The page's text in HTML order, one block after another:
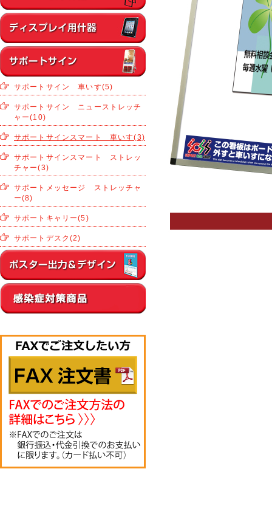
サポートサイン 車いす(5)
サポートサイン ニューストレッチ
ャー(10)
サポートサインスマート 車いす(3)
サポートサインスマート ストレッ
チャー(3)
サポートメッセージ ストレッチャ
ー(8)
サポートキャリー(5)
サポートデスク(2)